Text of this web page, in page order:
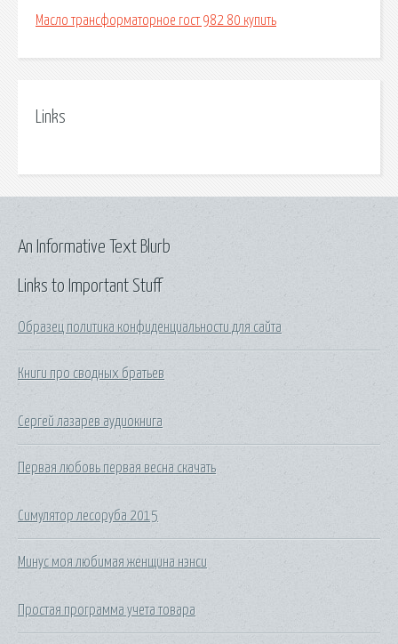
Масло трансформаторное гост 982 80 купить
Links
Links to Important Stuff
Образец политика конфиденциальности для сайта
Книги про сводных братьев
Сергей лазарев аудиокнига
Первая любовь первая весна скачать
Симулятор лесоруба 2015
Минус моя любимая женщина нэнси
Простая программа учета товара
An Informative Text Blurb